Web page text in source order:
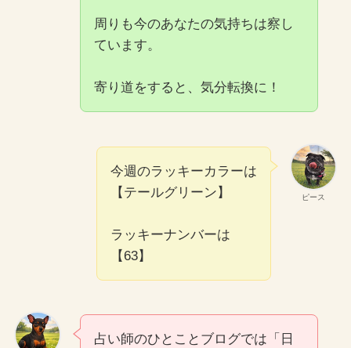
周りも今のあなたの気持ちは察し
ています。
寄り道をすると、気分転換に！
ピース
今週のラッキーカラーは
【テールグリーン】
ラッキーナンバーは
【63】
占い師のひとことブログでは「日